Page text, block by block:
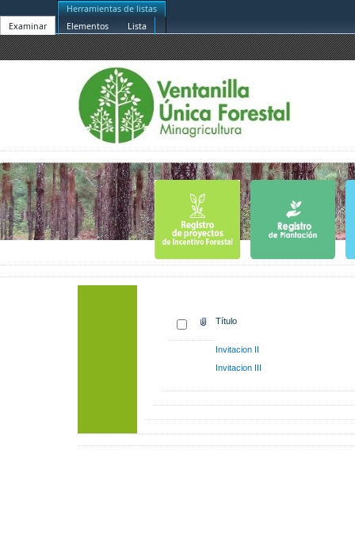
Examinar
Herramientas de listas
Elementos
Lista
Título
Invitacion II
Invitacion III